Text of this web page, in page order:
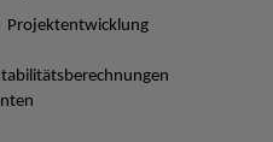
Projektentwicklung